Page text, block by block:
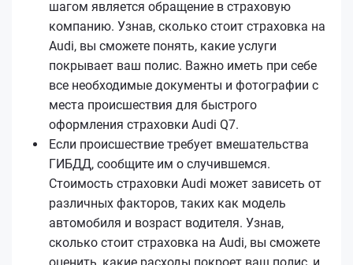
шагом является обращение в страховую
компанию. Узнав, сколько стоит страховка на
Audi, вы сможете понять, какие услуги
покрывает ваш полис. Важно иметь при себе
все необходимые документы и фотографии с
места происшествия для быстрого
оформления страховки Audi Q7.
Если происшествие требует вмешательства
ГИБДД, сообщите им о случившемся.
Стоимость страховки Audi может зависеть от
различных факторов, таких как модель
автомобиля и возраст водителя. Узнав,
сколько стоит страховка на Audi, вы сможете